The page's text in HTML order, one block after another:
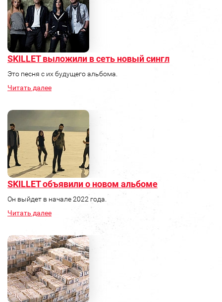
SKILLET выложили в сеть новый сингл
Это песня с их будущего альбома.
Читать далее
SKILLET объявили о новом альбоме
Он выйдет в начале 2022 года.
Читать далее